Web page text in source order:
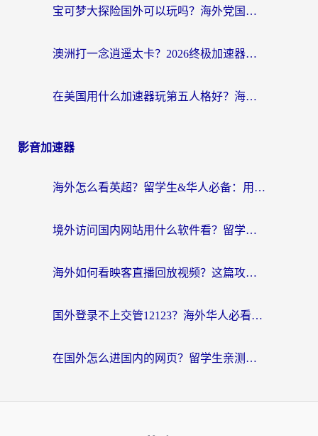
宝可梦大探险国外可以玩吗？海外党国服游戏畅玩全攻略（附加速器选择秘籍）
澳洲打一念逍遥太卡？2026终极加速器指南：从延迟到流畅的蜕变
在美国用什么加速器玩第五人格好？海外党亲测有效的国服游戏加速指南
影音加速器
海外怎么看英超？留学生&华人必备：用对加速器，同步国内赛事直播无压力
境外访问国内网站用什么软件看？留学生亲测：这才是解决地域限制的正确打开方式
海外如何看映客直播回放视频？这篇攻略帮你告别卡顿与地域限制
国外登录不上交管12123？海外华人必看：无缝访问国内资源的实用指南
在国外怎么进国内的网页？留学生亲测有效的回国加速器选择指南